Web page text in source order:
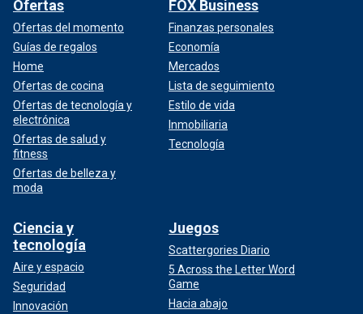
Ofertas
Ofertas del momento
Guías de regalos
Home
Ofertas de cocina
Ofertas de tecnología y
electrónica
Ofertas de salud y
fitness
Ofertas de belleza y
moda
FOX Business
Finanzas personales
Economía
Mercados
Lista de seguimiento
Estilo de vida
Inmobiliaria
Tecnología
Ciencia y
tecnología
Aire y espacio
Seguridad
Innovación
Juegos
Scattergories Diario
5 Across the Letter Word
Game
Hacia abajo